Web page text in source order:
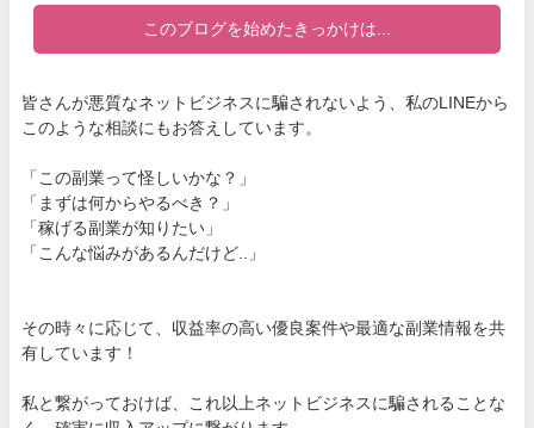
このブログを始めたきっかけは...
皆さんが悪質なネットビジネスに騙されないよう、私のLINEから
このような相談にもお答えしています。
「この副業って怪しいかな？」
「まずは何からやるべき？」
「稼げる副業が知りたい」
「こんな悩みがあるんだけど..」
その時々に応じて、収益率の高い優良案件や最適な副業情報を共
有しています！
私と繋がっておけば、これ以上ネットビジネスに騙されることな